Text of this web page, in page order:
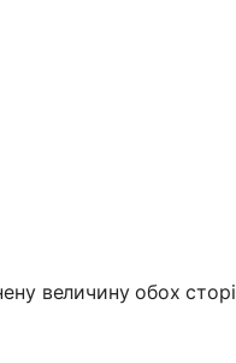
= \frac{3}{6}
= \frac{1}{2}
величину обох